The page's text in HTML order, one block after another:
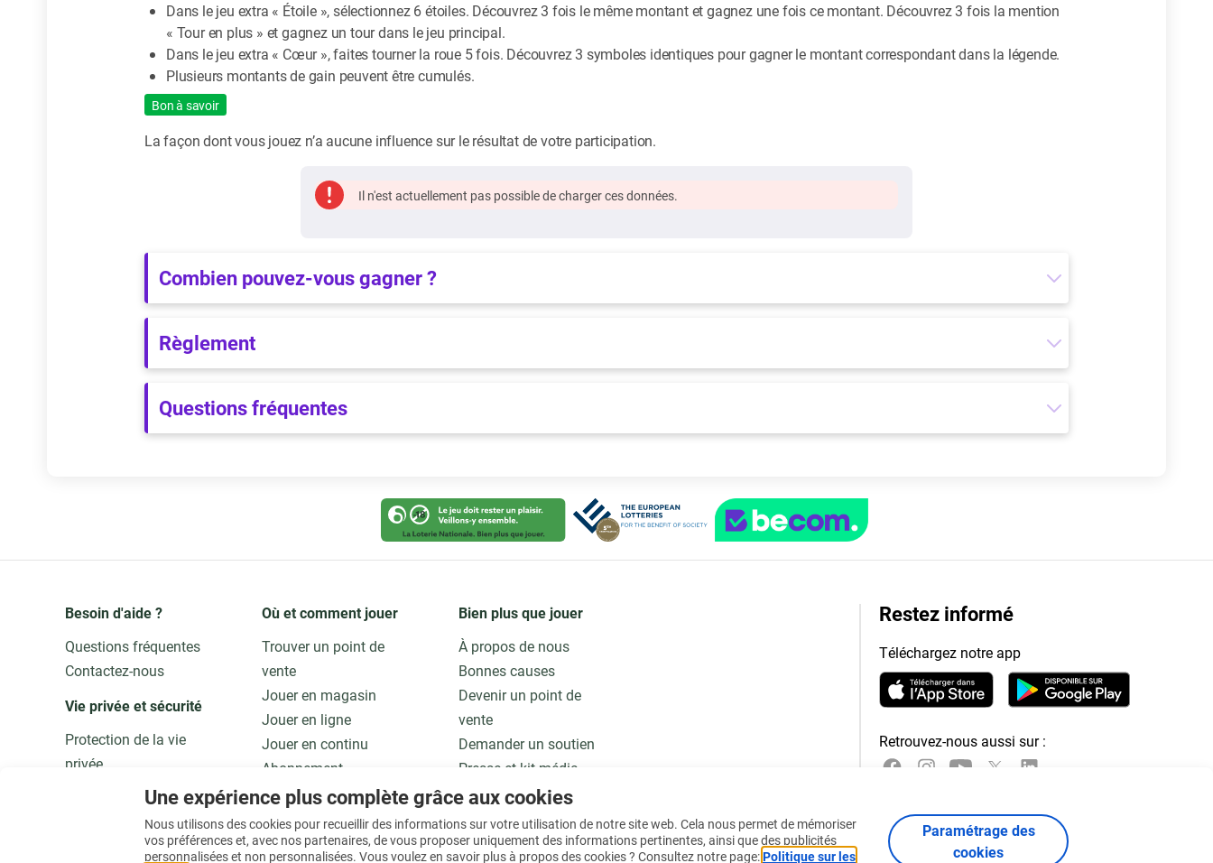
Dans le jeu extra « Étoile », sélectionnez 6 étoiles. Découvrez 3 fois le même montant et gagnez une fois ce montant. Découvrez 3 fois la mention
« Tour en plus » et gagnez un tour dans le jeu principal.
Dans le jeu extra « Cœur », faites tourner la roue 5 fois. Découvrez 3 symboles identiques pour gagner le montant correspondant dans la légende.
Plusieurs montants de gain peuvent être cumulés.
Bon à savoir
La façon dont vous jouez n’a aucune influence sur le résultat de votre participation.
Il n'est actuellement pas possible de charger ces données.
Combien pouvez-vous gagner ?
Règlement
Questions fréquentes
Une expérience plus complète grâce aux cookies
Nous utilisons des cookies pour recueillir des informations sur votre utilisation de notre site web. Cela nous permet de mémoriser
vos préférences et, avec nos partenaires, de vous proposer uniquement des informations pertinentes, ainsi que des publicités
personnalisées et non personnalisées. Vous voulez en savoir plus à propos des cookies ? Consultez notre page:Politique sur les
Paramétrage des
cookies
Besoin d'aide ?
Questions fréquentes
Contactez-nous
Vie privée et sécurité
Protection de la vie
privée
Adaptez vos données
Où et comment jouer
Trouver un point de
vente
Jouer en magasin
Jouer en ligne
Jouer en continu
Abonnement
Application
Jouer responsable
Bien plus que jouer
À propos de nous
Bonnes causes
Devenir un point de
vente
Demander un soutien
Presse et kit média
Notre modèle
Jobs
Restez informé
Téléchargez notre app
Retrouvez-nous aussi sur :